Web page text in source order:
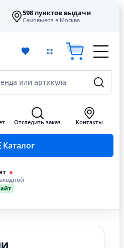
598 пунктов выдачи
Самовывоз в Москва
или артикула
Каталог
Отследить заказ Контакты